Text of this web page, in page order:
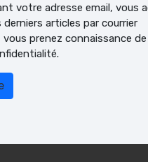
votre adresse email, vous
derniers articles par courrier
prenez connaissance